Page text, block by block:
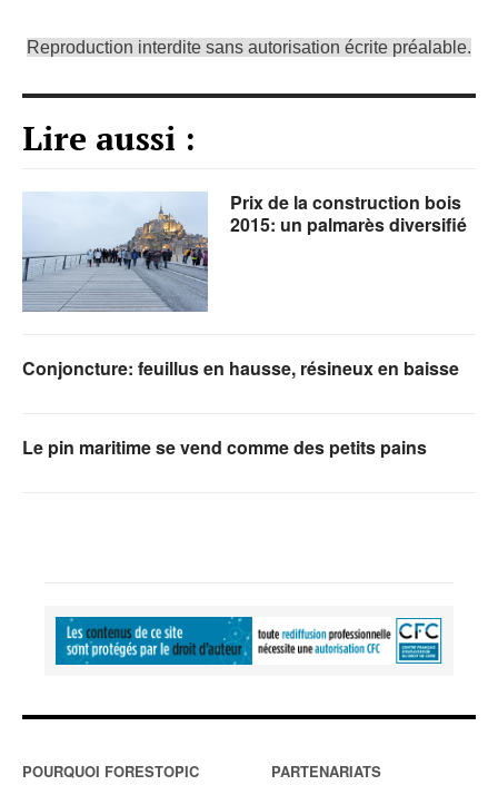
Reproduction interdite sans autorisation écrite préalable.
Lire aussi :
Prix de la construction bois
2015: un palmarès diversifié
Conjoncture: feuillus en hausse, résineux en baisse
Le pin maritime se vend comme des petits pains
POURQUOI FORESTOPIC PARTENARIATS